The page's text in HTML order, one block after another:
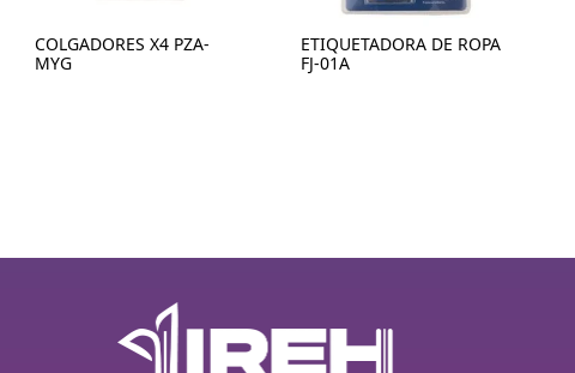
COLGADORES X4 PZA-
MYG
ETIQUETADORA DE ROPA
FJ-01A